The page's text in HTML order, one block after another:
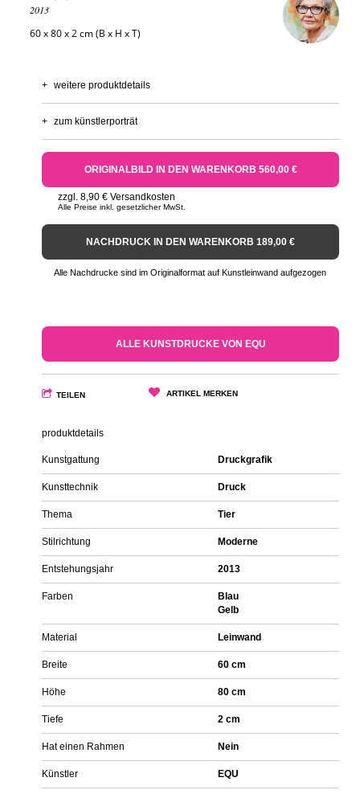
2013
60 x 80 x 2 cm (B x H x T)
+ weitere produktdetails
+ zum künstlerporträt
ORIGINALBILD IN DEN WARENKORB 560,00 €
zzgl. 8,90 € Versandkosten
Alle Preise inkl. gesetzlicher MwSt.
NACHDRUCK IN DEN WARENKORB 189,00 €
Alle Nachdrucke sind im Originalformat auf Kunstleinwand aufgezogen
ALLE KUNSTDRUCKE VON EQU
TEILEN ARTIKEL MERKEN
produktdetails
Kunstgattung Druckgrafik
Kunsttechnik Druck
Thema Tier
Stilrichtung Moderne
Entstehungsjahr 2013
Farben
Blau
Gelb
Material Leinwand
Breite 60 cm
Höhe 80 cm
Tiefe 2 cm
Hat einen Rahmen Nein
Künstler EQU